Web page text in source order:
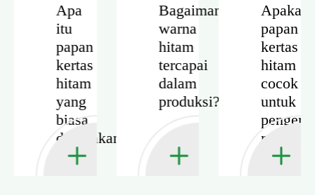
Apa
itu
papan
kertas
hitam
yang
biasa
digunakan?
Bagaimana
warna
hitam
tercapai
dalam
produksi?
Apakah
papan
kertas
hitam
cocok
untuk
mewah?